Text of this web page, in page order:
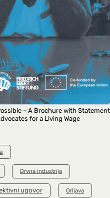
– A Brochure with
for a Living Wage
Drvna industrija
ugovor Orljava